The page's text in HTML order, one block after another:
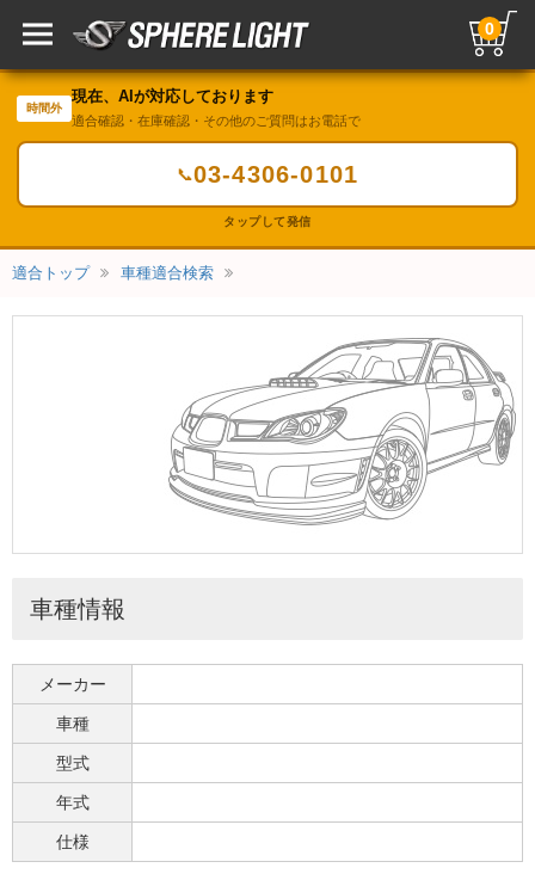
0
時間外
現在、AIが対応しております
適合確認・在庫確認・その他のご質問はお電話で
📞03-4306-0101
タップして発信
適合トップ 車種適合検索
車種情報
メーカー
車種
型式
年式
仕様